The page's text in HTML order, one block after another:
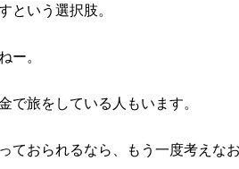
という選択肢。
ー。
で旅をしている人もいます。
ておられるなら、もう一度考えな